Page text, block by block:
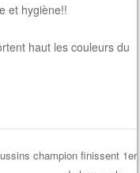
et hygiène!!
haut les couleurs du
champion finissent 1er